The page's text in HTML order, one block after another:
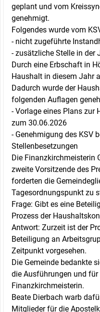
geplant und vom
genehmigt.
Folgendes wurde vom
- nicht zugeführte
- zusätzliche Stelle in der
Durch eine Erbschaft in
Haushalt in diesem Jahr
Dadurch wurde der
folgenden Auflagen
- Vorlage eines Plans zur
zum 30.06.2026
- Genehmigung des KSV
Stellenbesetzungen
Die Finanzkirchmeisterin
zweite Vorsitzende des
forderten die
Tagesordnungspunkt zu
Frage: Gibt es eine
Prozess der
Antwort: Zurzeit ist der
Beteiligung an
Zeitpunkt vorgesehen.
Die Gemeinde bedankte
die Ausführungen und für
Finanzkirchmeisterin.
Beate Dierbach warb
Mitglieder für die